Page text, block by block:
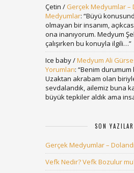
Çetin / Gerçek Medyumlar –
Medyumlar: “Büyü
olmayan bir insanım,
ona inanıyorum. Medyum
çalışırken bu konuyla ilgili…”
Ice baby/Medyum Ali
Yorumları: “Benim durumum
Uzaktan akrabam olan
sevdalandık, ailemiz buna
büyük tepkiler aldık ama
SON YAZILAR
Gerçek Medyumlar –
Vefk Nedir? Vefk Bozulur